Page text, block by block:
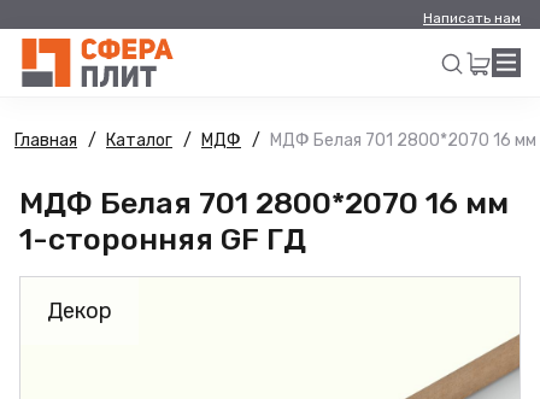
Написать нам
Искать
Главная Каталог МДФ МДФ Белая 701 2800*2070 16 мм
МДФ Белая 701 2800*2070 16 мм
1-сторонняя GF ГД
Декор